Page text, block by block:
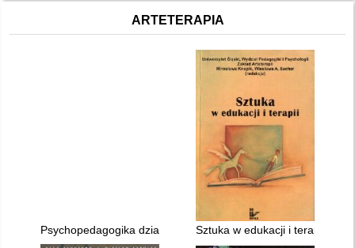
ARTETERAPIA
Psychopedagogika działań twórczychSztuka w edukacji i terapii